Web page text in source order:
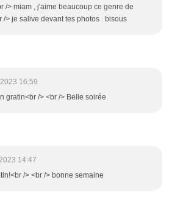
/> miam , j'aime beaucoup ce genre de
/> je salive devant tes photos . bisous
16:59
gratin<br /> <br /> Belle soirée
14:47
/> <br /> bonne semaine